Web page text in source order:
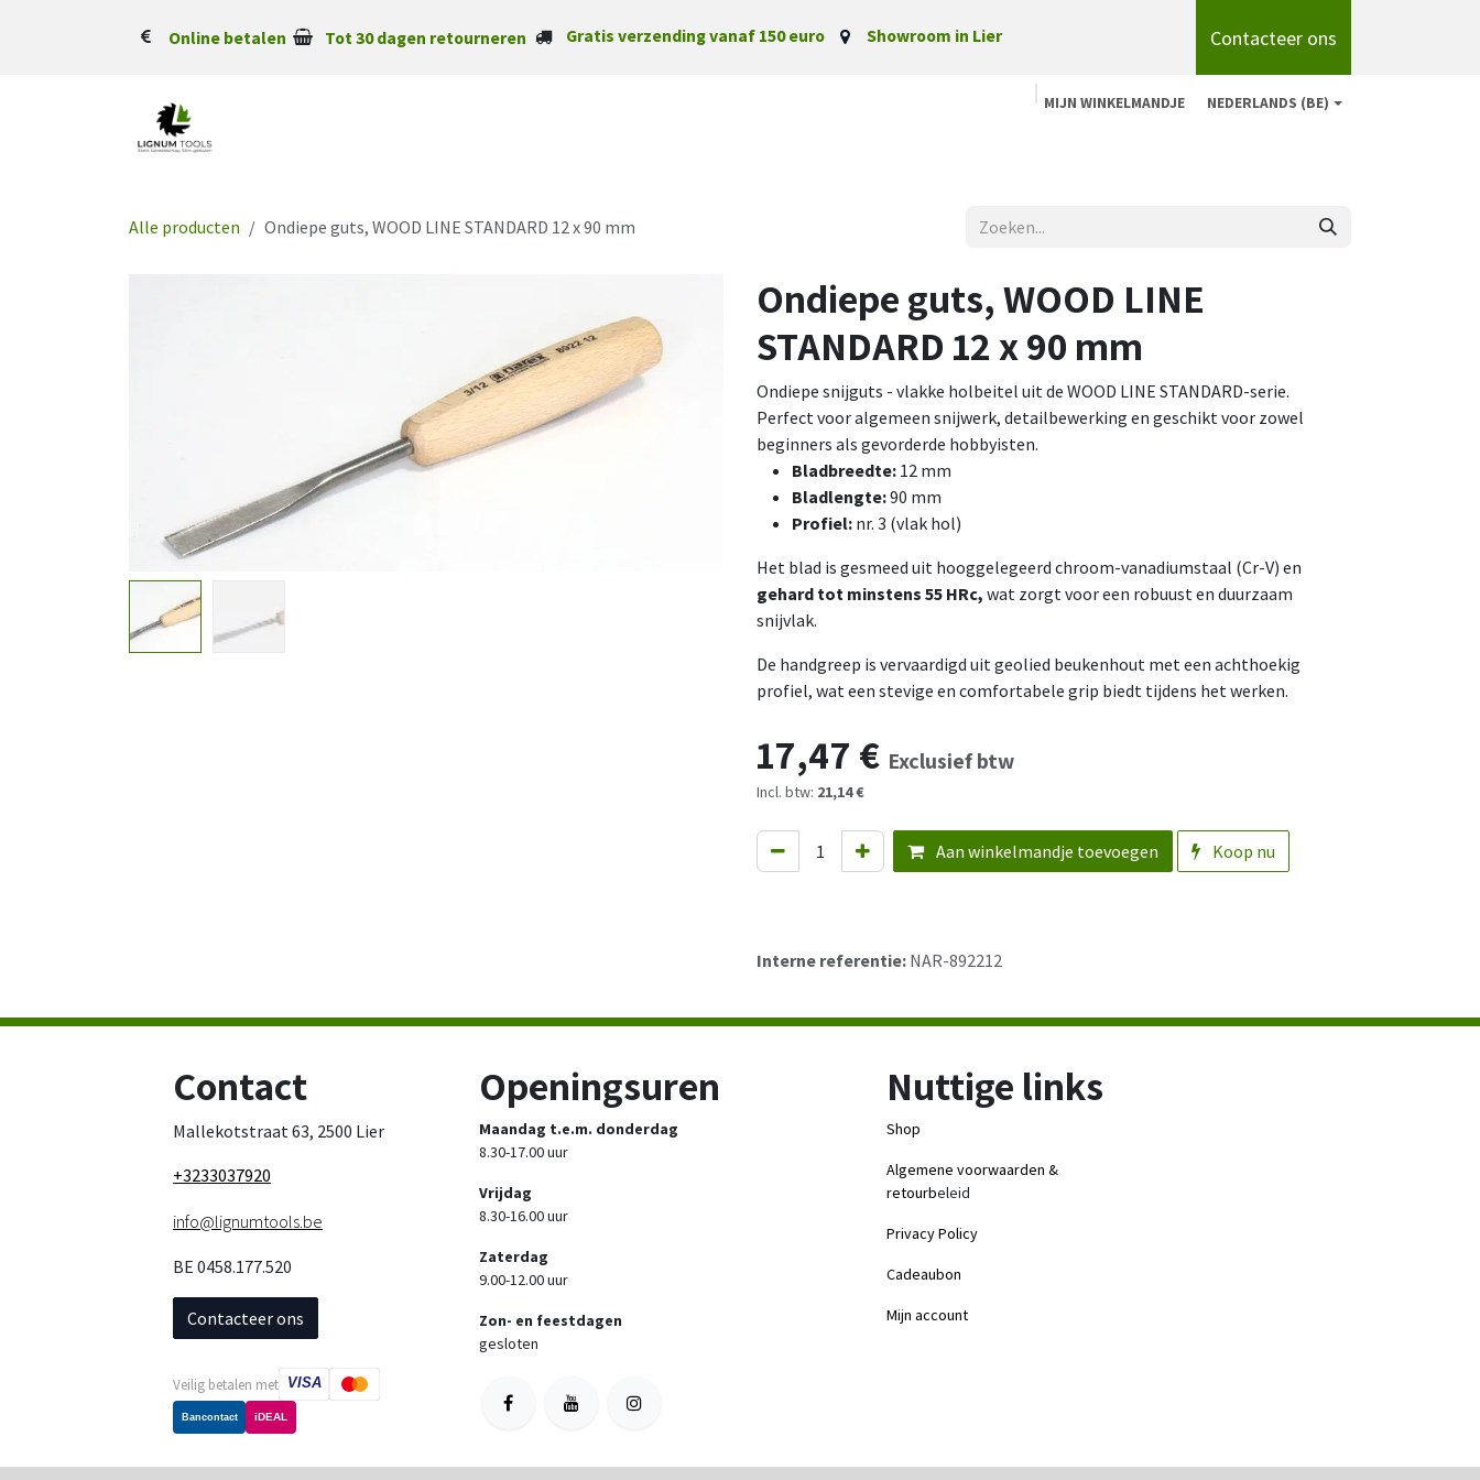
Online betalen Tot 30 dagen retourneren Gratis verzending vanaf 150 euro Showroom in Lier Contacteer ons
MIJN WINKELMANDJE NEDERLANDS (BE)
Alle producten Ondiepe guts, WOOD LINE STANDARD 12 x 90 mm
Ondiepe guts, WOOD LINE
STANDARD 12 x 90 mm
Ondiepe snijguts - vlakke holbeitel uit de WOOD LINE STANDARD-serie.
Perfect voor algemeen snijwerk, detailbewerking en geschikt voor zowel
beginners als gevorderde hobbyisten.
Bladbreedte: 12 mm
Bladlengte:90 mm
Profiel: nr. 3 (vlak hol)
Het blad is gesmeed uit hooggelegeerd chroom-vanadiumstaal (Cr-V) en
gehard tot minstens 55 HRc, wat zorgt voor een robuust en duurzaam
snijvlak.
De handgreep is vervaardigd uit geolied beukenhout met een achthoekig
profiel, wat een stevige en comfortabele grip biedt tijdens het werken.
17,47 € Exclusief btw
Incl. btw: 21,14 €
Aan winkelmandje toevoegen Koop nu
Interne referentie: NAR-892212
Contact
Mallekotstraat 63, 2500 Lier
+3233037920
info@lignumtools.be
BE 0458.177.520
Contacteer ons
Veilig betalen met VISA
Bancontact iDEAL
Openingsuren
Maandag t.e.m. donderdag
8.30-17.00 uur
Vrijdag
8.30-16.00 uur
Zaterdag
9.00-12.00 uur
Zon- en feestdagen
gesloten
Nuttige links
Shop
Algemene voorwaarden &
retourbeleid
Privacy Policy
Cadeaubon
Mijn account